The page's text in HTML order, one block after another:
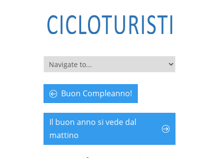
Buon Compleanno!
Il buon anno si vede dal
mattino